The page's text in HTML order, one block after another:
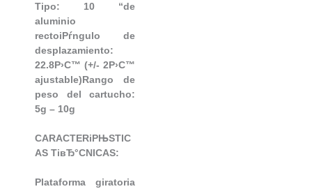
Tipo: 10 “de
aluminio
rectoiРѓngulo de
desplazamiento:
22.8Р›С™ (+/- 2Р›С™
ajustable)Rango de
peso del cartucho:
5g – 10g
CARACTERiРЊSTIC
AS TiвЂ°CNICAS:
Plataforma giratoria